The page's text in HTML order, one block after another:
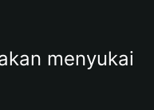
menyukai